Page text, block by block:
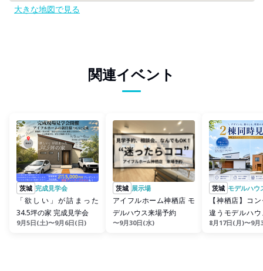
大きな地図で見る
関連イベント
茨城 完成見学会
「欲しい」が詰まった
34.5坪の家 完成見学会
9月5日(土)〜9月6日(日)
茨城 展示場
アイフルホーム神栖店 モ
デルハウス来場予約
〜9月30日(水)
茨城 モデルハウ
【神栖店】コ
違うモデルハ
大公開
8月17日(月)〜9月